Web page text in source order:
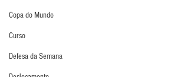
Copa do Mundo
Curso
Defesa da Semana